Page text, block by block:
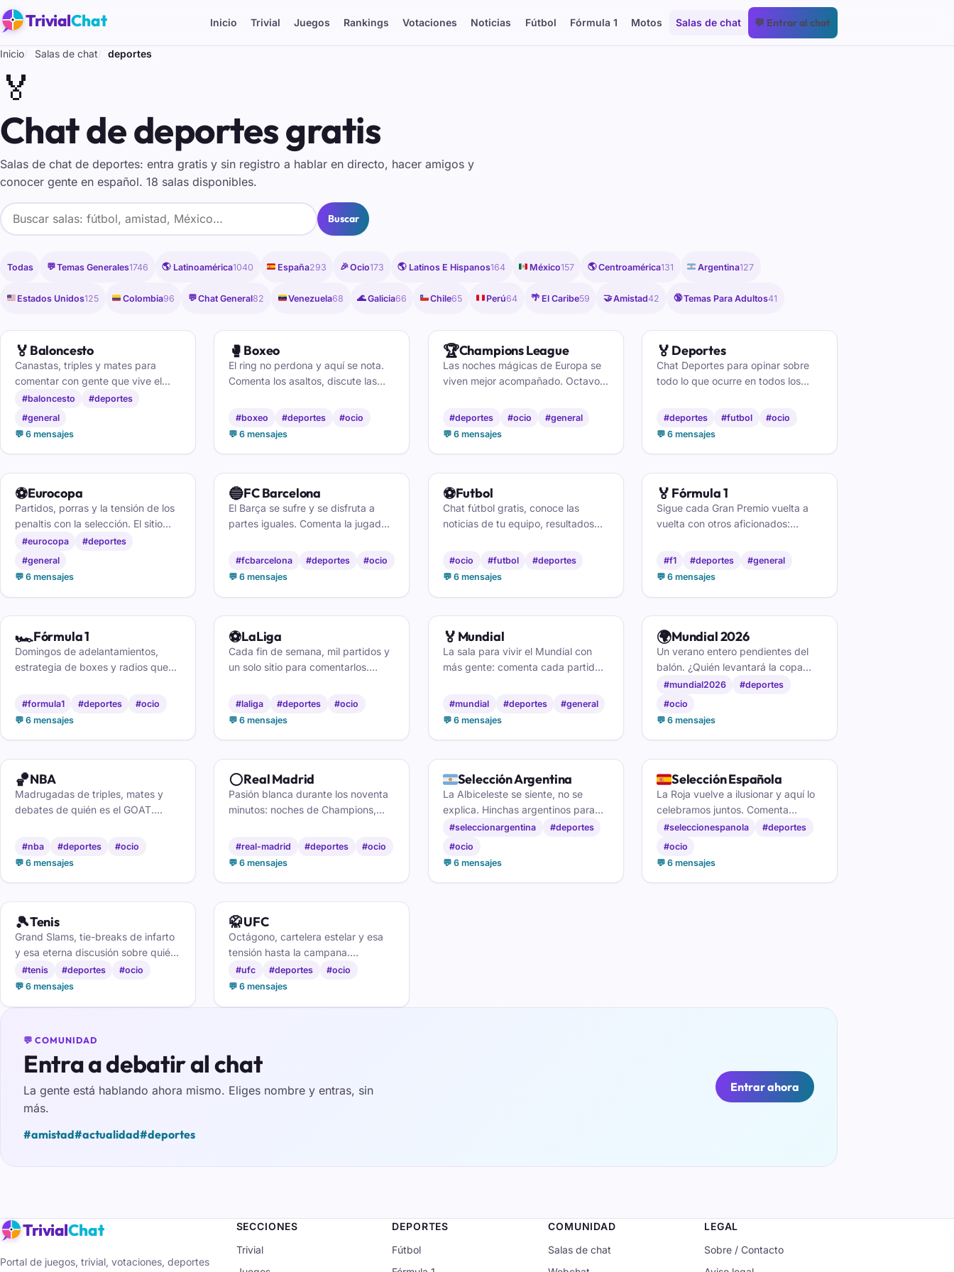
TrivialChat Inicio Trivial Juegos Rankings Votaciones Noticias Fútbol Fórmula 1 Motos Salas de chat 💬 Entrar al chat
Inicio Salas de chat deportes
🏅
Chat de deportes gratis
Salas de chat de deportes: entra gratis y sin registro a hablar en directo, hacer amigos y
conocer gente en español. 18 salas disponibles.
Buscar
Todas 💬Temas Generales1746 🌎 Latinoamérica1040 🇪🇸 España293 🎉Ocio173 🌎 Latinos E Hispanos164 🇲🇽 México157 🌎Centroamérica131 🇦🇷 Argentina127
🇺🇸 Estados Unidos125 🇨🇴 Colombia96 💬Chat General82 🇻🇪Venezuela68 🌊Galicia66 🇨🇱Chile65 🇵🇪 Perú64 🌴 El Caribe59 🤝Amistad42 🔞Temas Para Adultos41
Salas disponibles
🏅 Baloncesto
Canastas, triples y mates para
comentar con gente que vive el
basket. De la ACB a la NBA, aquí
se habla de todo, gratis y sin
cuenta.
#baloncesto
#deportes
#general
💬 6 mensajes
🥊 Boxeo
El ring no perdona y aquí se nota.
Comenta los asaltos, discute las
cada gran combate junto a quienes
aman el noble arte.
#boxeo #deportes
#ocio
💬 6 mensajes
🏆Champions League
Las noches mágicas de Europa se
viven mejor acompañado. Octavos,
música que pone los pelos de
punta. Comenta con la peña.
#deportes #ocio
#general
💬 6 mensajes
🏅 Deportes
Chat Deportes para opinar sobre
todo lo que ocurre en todos los
#deportes #futbol
#ocio
💬 6 mensajes
⚽Eurocopa
Partidos, porras y la tensión de los
penaltis con la selección. El sitio
para vivir la Eurocopa
acompañado.
#eurocopa
#deportes
#general
💬 6 mensajes
🔵FC Barcelona
El Barça se sufre y se disfruta a
partes iguales. Comenta la jugada,
culés mientras rueda el balón. Aquí
cabe toda la grada.
#fcbarcelona #deportes
#ocio
💬 6 mensajes
⚽Futbol
Chat fútbol gratis, conoce las
noticias de tu equipo, resultados
chat.
#ocio #futbol
#deportes
💬 6 mensajes
🏅 Fórmula 1
Sigue cada Gran Premio vuelta a
vuelta con otros aficionados:
directo. La parrilla y la clasificación,
en /formula-1.
#f1 #deportes
#general
💬 6 mensajes
🏎️Fórmula 1
Domingos de adelantamientos,
estrategia de boxes y radios que
gomas? Vive la carrera vuelta a
vuelta con otros fans del Gran
#formula1 #deportes
#ocio
💬 6 mensajes
⚽LaLiga
Cada fin de semana, mil partidos y
un solo sitio para comentarlos.
todos los demás dándole caña a la
jornada minuto a minuto.
#laliga #deportes
#ocio
💬 6 mensajes
🏅 Mundial
La sala para vivir el Mundial con
más gente: comenta cada partido,
goles en directo. Pura pasión
futbolera, gratis y sin registro.
#mundial #deportes
#general
💬 6 mensajes
🌍Mundial 2026
Un verano entero pendientes del
balón. ¿Quién levantará la copa
esta vez? Sigue los partidos, monta
la porra y discute el VAR con
aficionados de medio planeta.
#mundial2026
#deportes
#ocio
💬 6 mensajes
🏀NBA
Madrugadas de triples, mates y
debates de quién es el GOAT.
playoffs y pica con quien defienda
a otro equipo.
#nba #deportes
#ocio
💬 6 mensajes
⚪Real Madrid
Pasión blanca durante los noventa
minutos: noches de Champions,
pique sano con quien toque. Vente
a vivir cada partido aquí.
#real-madrid #deportes
#ocio
💬 6 mensajes
🇦🇷Selección Argentina
La Albiceleste se siente, no se
explica. Hinchas argentinos para
cantar cada gol, sufrir los penaltis y
soñar con la próxima vuelta
olímpica. Vamos, che, pasá.
#seleccionargentina
#deportes
#ocio
💬 6 mensajes
🇪🇸Selección Española
La Roja vuelve a ilusionar y aquí lo
celebramos juntos. Comenta
convocatorias, alineaciones y cada
partido de España con aficionados
que viven la camiseta.
#seleccionespanola
#deportes
#ocio
💬 6 mensajes
🎾Tenis
Grand Slams, tie-breaks de infarto
y esa eterna discusión sobre quién
manda en la pista. Comenta cada
set con gente que vibra con la
#tenis #deportes
#ocio
💬 6 mensajes
🥋UFC
Octágono, cartelera estelar y esa
tensión hasta la campana.
Comenta cada pelea, los KO y las
llaves de sumisión con aficionados
#ufc #deportes
#ocio
💬 6 mensajes
💬 COMUNIDAD
Entra a debatir al chat
La gente está hablando ahora mismo. Eliges nombre y entras, sin
más.
#amistad#actualidad#deportes
Entrar ahora
TrivialChat
Portal de juegos, trivial, votaciones, deportes
SECCIONES
Trivial
DEPORTES
Fútbol
COMUNIDAD
Salas de chat
LEGAL
Sobre / Contacto